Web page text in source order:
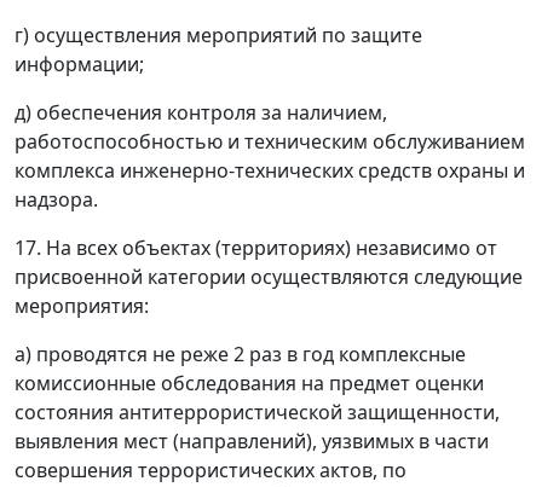
г) осуществления мероприятий по защите
информации;
д) обеспечения контроля за наличием,
работоспособностью и техническим обслуживанием
комплекса инженерно-технических средств охраны и
надзора.
17. На всех объектах (территориях) независимо от
присвоенной категории осуществляются следующие
мероприятия:
а) проводятся не реже 2 раз в год комплексные
комиссионные обследования на предмет оценки
состояния антитеррористической защищенности,
выявления мест (направлений), уязвимых в части
совершения террористических актов, по